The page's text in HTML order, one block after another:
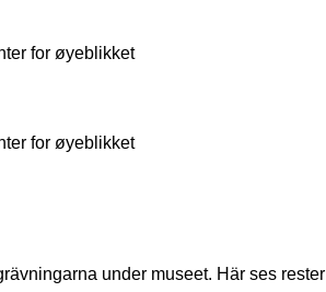
for øyeblikket
for øyeblikket
under museet. Här ses rester